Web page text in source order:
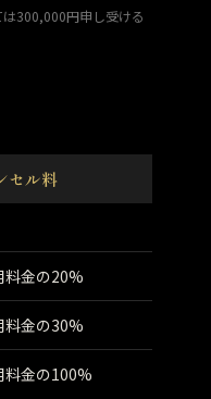
300,000円申し受ける
セル料
料金の20%
料金の30%
料金の100%